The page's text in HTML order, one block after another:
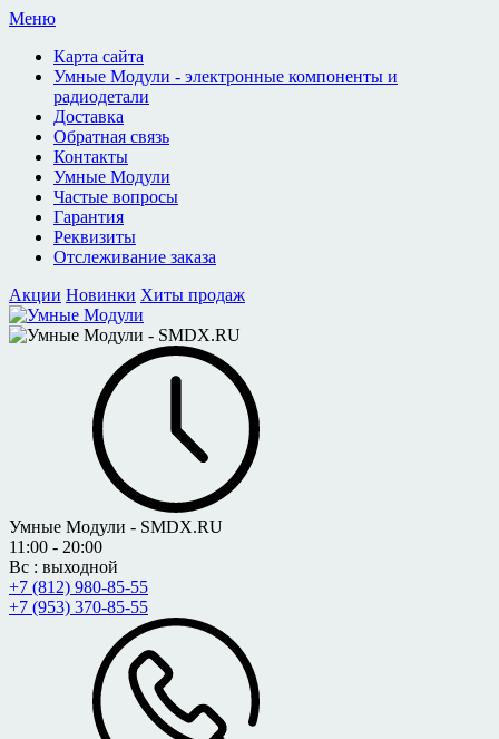
Меню
Карта сайта
Умные Модули - электронные компоненты и
радиодетали
Доставка
Обратная связь
Контакты
Умные Модули
Частые вопросы
Гарантия
Реквизиты
Отслеживание заказа
Акции Новинки Хиты продаж
Умные Модули - SMDX.RU
11:00 - 20:00
Вс : выходной
+7 (812) 980-85-55
+7 (953) 370-85-55